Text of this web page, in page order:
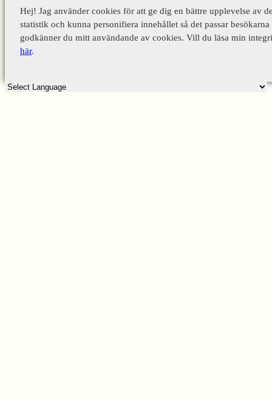
Hej! Jag använder cookies för att ge dig en bättre upplevelse av
statistik och kunna personifiera innehållet så det passar
godkänner du mitt användande av cookies. Vill du läsa min
här.